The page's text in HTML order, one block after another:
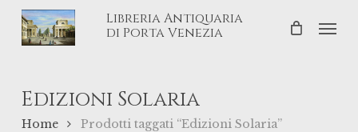
Skip
Libreria Antiquaria
di Porta Venezia
Edizioni Solaria
Home Prodotti taggati “Edizioni Solaria”
Close